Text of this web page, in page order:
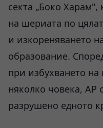
секта „Боко
на шериата по
и изкореняването
образование.
при избухването на
няколко човека, АР
разрушено едното